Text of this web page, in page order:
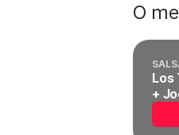
O
Los
+